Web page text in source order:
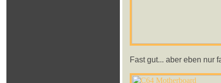
Fast gut... aber eben nur